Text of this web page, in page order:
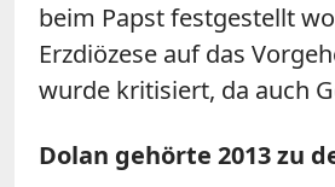
beim Papst festgestellt
Erzdiözese auf das
wurde kritisiert, da auch
Dolan gehörte 2013 zu